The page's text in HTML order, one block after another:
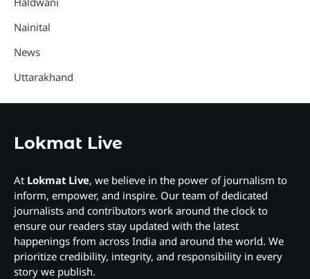
Nainital
News
Uttarakhand
Lokmat Live
At Lokmat Live, we believe in the power of journalism to
inform, empower, and inspire. Our team of dedicated
journalists and contributors work around the clock to
ensure our readers stay updated with the latest
happenings from across India and around the world. We
prioritize credibility, integrity, and responsibility in every
story we publish.